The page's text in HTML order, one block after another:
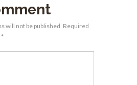
will not be published. Required